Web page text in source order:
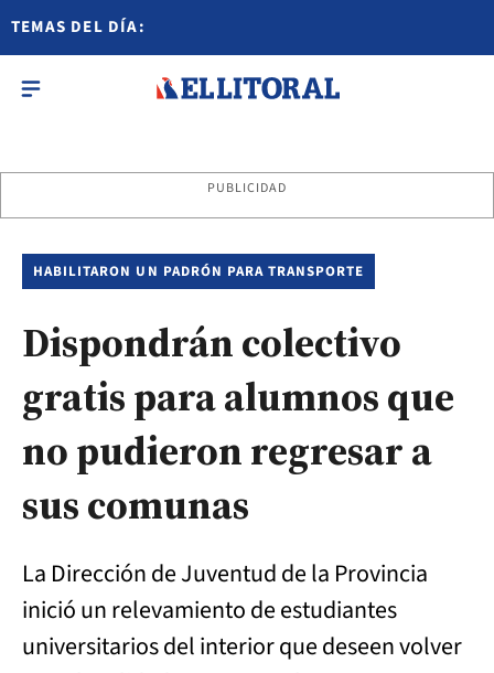
TEMAS DEL DÍA:
PUBLICIDAD
HABILITARON UN PADRÓN PARA TRANSPORTE
Dispondrán colectivo
gratis para alumnos que
no pudieron regresar a
sus comunas
La Dirección de Juventud de la Provincia
inició un relevamiento de estudiantes
universitarios del interior que deseen volver